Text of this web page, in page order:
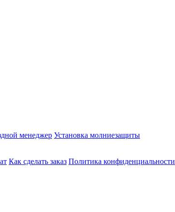
менеджер Установка молниезащиты
Как сделать заказ Политика конфиденциальности